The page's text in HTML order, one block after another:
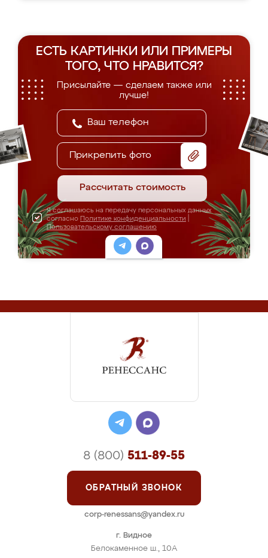
ЕСТЬ КАРТИНКИ ИЛИ ПРИМЕРЫ
ТОГО, ЧТО НРАВИТСЯ?
Присылайте — сделаем также или
лучше!
Прикрепить фото
Рассчитать стоимость
Я соглашаюсь на передачу персональных данных
согласно Политике конфиденциальности
Пользовательскому соглашению
г. Видное
Белокаменное ш., 10А
8 (800) 511-89-55
ОБРАТНЫЙ ЗВОНОК
corp-renessans@yandex.ru